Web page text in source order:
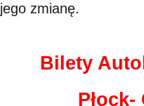
jego zmianę.
Bilety